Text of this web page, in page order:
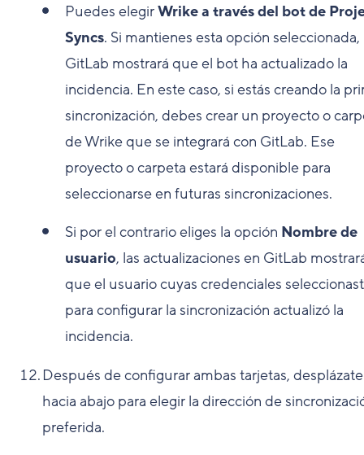
Puedes elegirWrike a través del bot de
Syncs. Si mantienes esta opción seleccionada,
GitLab mostrará que el bot ha actualizado la
incidencia. En este caso, si estás creando la
sincronización, debes crear un proyecto o
de Wrike que se integrará con GitLab. Ese
proyecto o carpeta estará disponible para
seleccionarse en futuras sincronizaciones.
Si por el contrario eliges la opción Nombre de
usuario, las actualizaciones en GitLab
que el usuario cuyas credenciales
para configurar la sincronización actualizó la
incidencia.
Después de configurar ambas tarjetas, desplázate
hacia abajo para elegir la dirección de
preferida.